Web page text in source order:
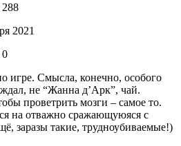
2021
0
игре. Смысла, конечно, особого
не “Жанна д’Арк”, чай.
проветрить мозги – самое то.
на отважно сражающуюяся с
заразы такие, трудноубиваемые!)